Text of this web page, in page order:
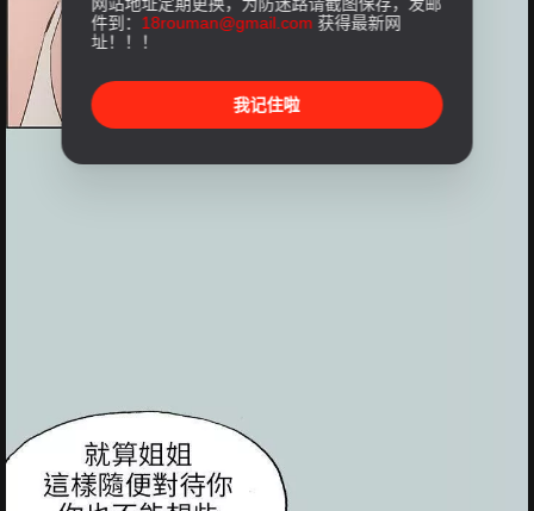
件到： 18rouman@gmail.com 获得最新网
址！！！
我记住啦